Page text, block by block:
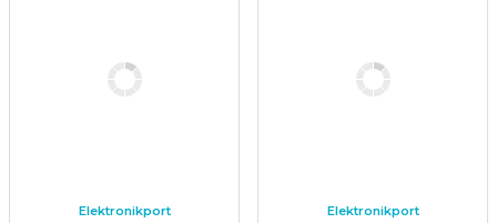
Elektronikport
Elektronikport